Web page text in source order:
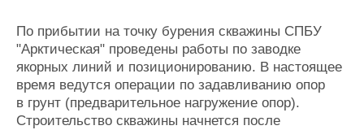
По прибытии на точку бурения скважины СПБУ
"Арктическая" проведены работы по заводке
якорных линий и позиционированию. В настоящее
время ведутся операции по задавливанию опор
в грунт (предварительное нагружение опор).
Строительство скважины начнется после